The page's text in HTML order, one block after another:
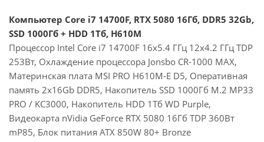
Компьютер Core i7 14700F, RTX 5080 16Гб, DDR5 32Gb,
SSD 1000Гб + HDD 1Тб, H610M
Процессор Intel Core i7 14700F 16x5.4 ГГц 12x4.2 ГГц TDP
253Вт, Охлаждение процессора Jonsbo CR-1000 MAX,
Материнская плата MSI PRO H610M-E D5, Оперативная
память 2x16Gb DDR5, Накопитель SSD 1000Гб M.2 MP33
PRO / KC3000, Накопитель HDD 1Тб WD Purple,
Видеокарта nVidia GeForce RTX 5080 16Гб TDP 360Вт
mP85, Блок питания ATX 850W 80+ Bronze